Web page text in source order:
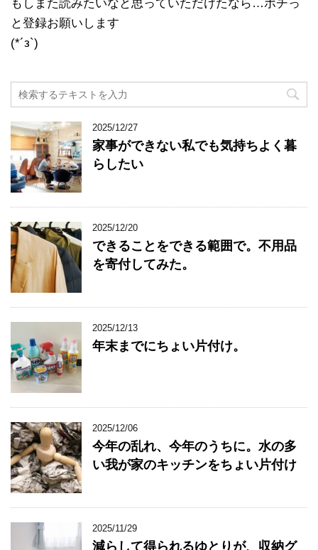
もしまた読みたいなと思っていただけたなら…ポチっ
と登録お願いします
(*´з`)
2025/12/27
家事ができない私でも気持ちよく暮
らしたい
2025/12/20
できることをできる範囲で。不用品
を寄付してみた。
2025/12/13
年末までにちょい片付け。
2025/12/06
今年の乱れ、今年のうちに。水の多
い我が家のキッチンをちょい片付け
2025/11/29
減らして得られるゆとりが、収納グ